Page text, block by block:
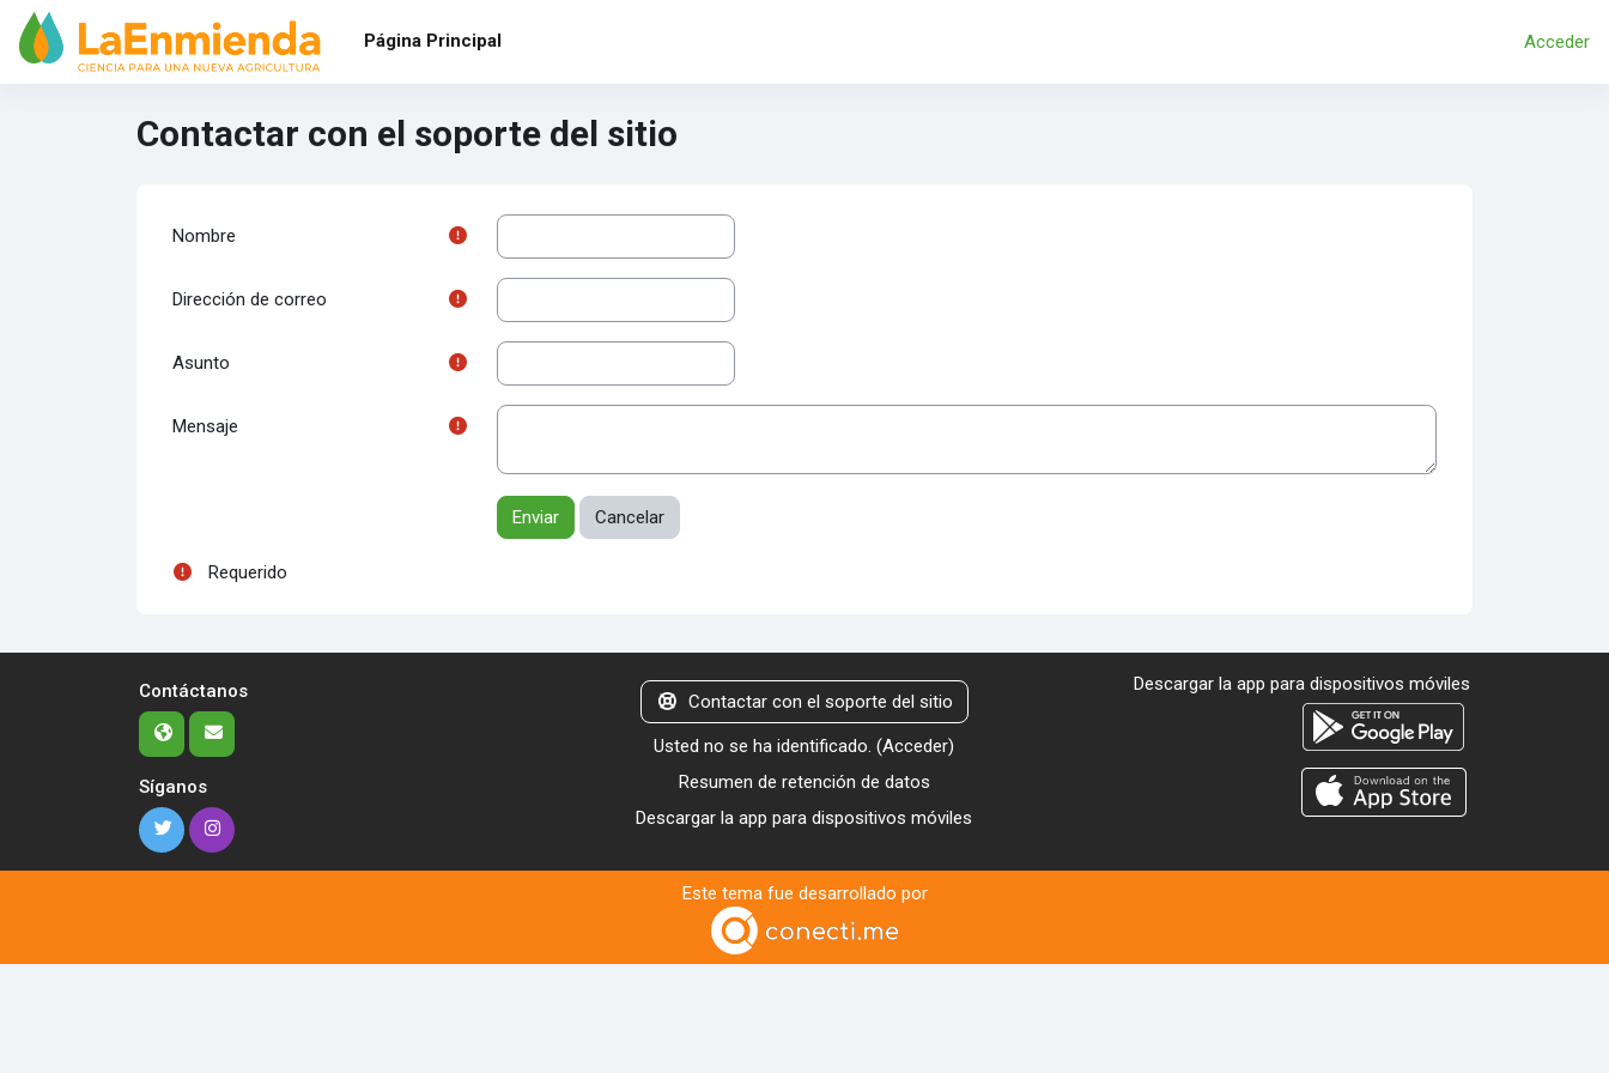
Salta al contenido principal
Página Principal
Acceder
Contactar con el soporte del sitio
Nombre
Dirección de correo
Asunto
Mensaje
Requerido
Contáctanos
Síganos
Contactar con el soporte del sitio
Usted no se ha identificado. (Acceder)
Resumen de retención de datos
Descargar la app para dispositivos móviles
Descargar la app para dispositivos móviles
Este tema fue desarrollado por